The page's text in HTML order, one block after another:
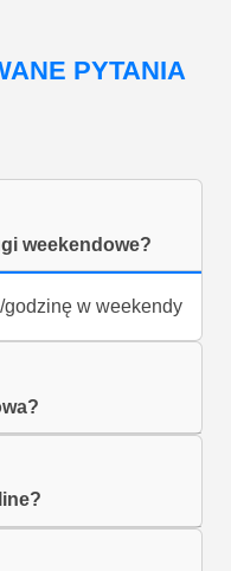
PYTANIA
weekendowe?
w weekendy